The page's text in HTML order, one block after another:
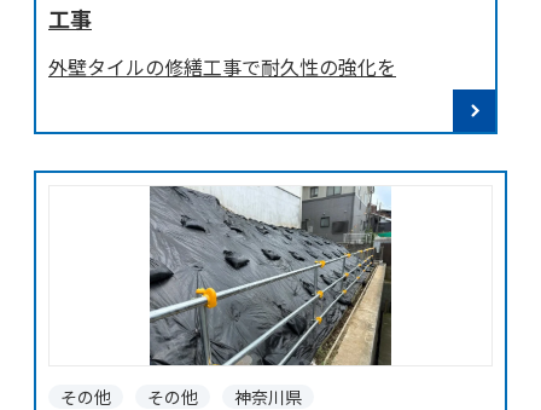
工事
外壁タイルの修繕工事で耐久性の強化を
その他 その他 神奈川県